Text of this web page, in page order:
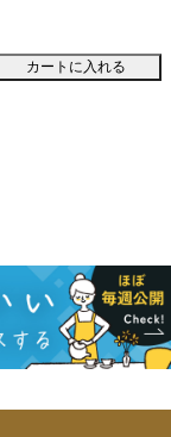
カートに入れる